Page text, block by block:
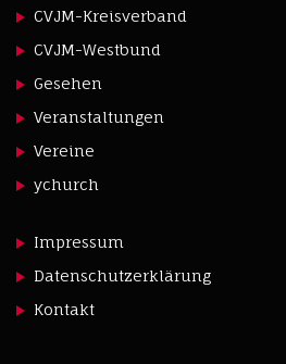
CVJM-Kreisverband
CVJM-Westbund
Gesehen
Veranstaltungen
Vereine
ychurch
Impressum
Datenschutzerklärung
Kontakt